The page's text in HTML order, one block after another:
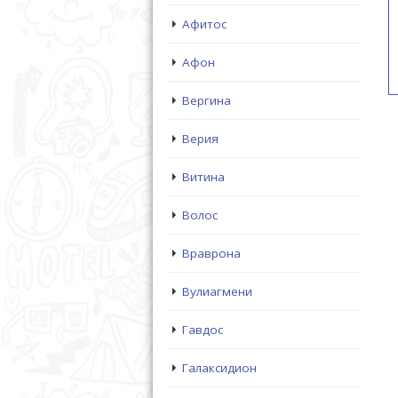
Афитос
Афон
Вергина
Верия
Витина
Волос
Враврона
Вулиагмени
Гавдос
Галаксидион